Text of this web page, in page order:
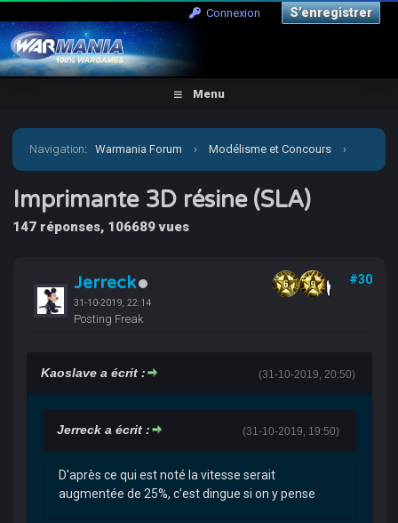
Connexion S’enregistrer
Menu
Navigation:Warmania Forum › Modélisme et Concours ›
Aide, Tutos, Impression 3D Imprimante 3D résine (SLA)
Imprimante 3D résine (SLA)
147 réponses, 106689 vues
Jerreck
31-10-2019, 22:14
Posting Freak
#30
(31-10-2019, 20:50)
Kaoslave a écrit :
(31-10-2019, 19:50)
Jerreck a écrit :
D'après ce qui est noté la vitesse serait
augmentée de 25%, c'est dingue si on y pense